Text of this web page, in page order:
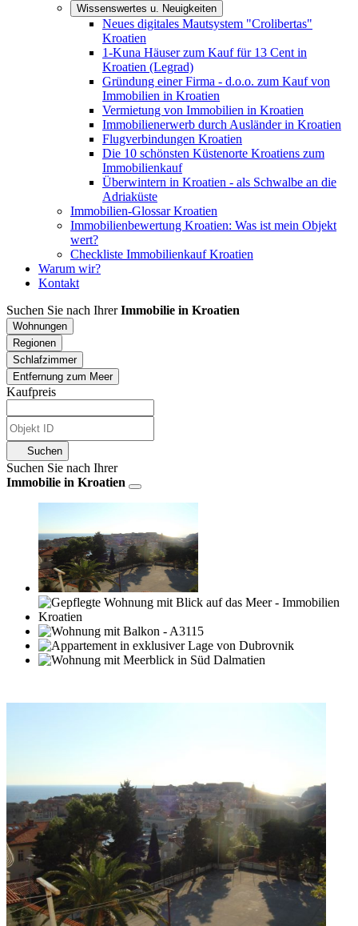
Wissenswertes u. Neuigkeiten
Neues digitales Mautsystem "Crolibertas"
Kroatien
1-Kuna Häuser zum Kauf für 13 Cent in
Kroatien (Legrad)
Gründung einer Firma - d.o.o. zum Kauf von
Immobilien in Kroatien
Vermietung von Immobilien in Kroatien
Immobilienerwerb durch Ausländer in Kroatien
Flugverbindungen Kroatien
Die 10 schönsten Küstenorte Kroatiens zum
Immobilienkauf
Überwintern in Kroatien - als Schwalbe an die
Adriaküste
Immobilien-Glossar Kroatien
Immobilienbewertung Kroatien: Was ist mein Objekt
wert?
Checkliste Immobilienkauf Kroatien
Warum wir?
Kontakt
Suchen Sie nach IhrerImmobilie in Kroatien
Wohnungen
Regionen
Schlafzimmer
Entfernung zum Meer
Kaufpreis
Suchen
Suchen Sie nach Ihrer
Immobilie in Kroatien